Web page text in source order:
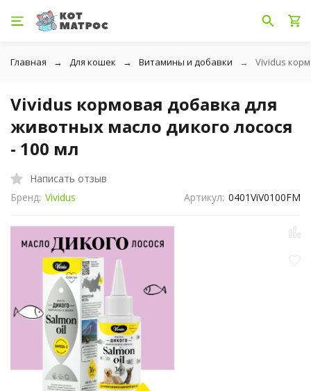
Главная Для кошек Витамины и добавки Vividus
Vividus кормовая добавка для
животных масло дикого лосося
- 100 мл
Написать отзыв
Бренд: Vividus Артикул: 0401ViV0100FM